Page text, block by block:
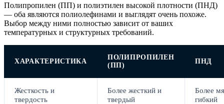
Полипропилен (ПП) и полиэтилен высокой плотности (ПНД)
— оба являются полиолефинами и выглядят очень похоже.
Выбор между ними полностью зависит от ваших
температурных и структурных требований.
ХАРАКТЕРИСТИКА
ПОЛИПРОПИЛЕН
(ПП)
ПНД
Жесткость и
твердость
Более жесткий и
твердый
Более
гибкий